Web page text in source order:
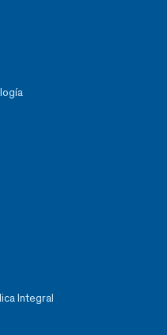
Integral